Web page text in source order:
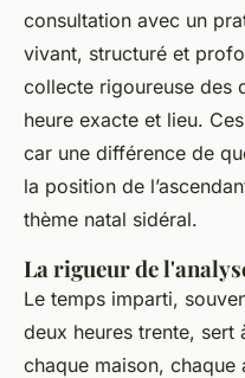
consultation avec un
vivant, structuré et
collecte rigoureuse des
heure exacte et lieu.
car une différence de
la position de
thème natal sidéral.
La rigueur de
Le temps imparti,
deux heures trente, sert
chaque maison, chaque